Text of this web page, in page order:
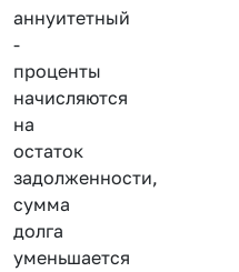
аннуитетный
-
проценты
начисляются
на
остаток
задолженности,
сумма
долга
уменьшается